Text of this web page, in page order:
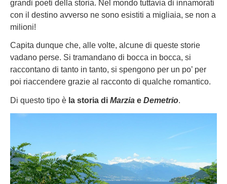
grandi poeti della storia. Nel mondo tuttavia di innamorati
con il destino avverso ne sono esistiti a migliaia, se non a
milioni!
Capita dunque che, alle volte, alcune di queste storie
vadano perse. Si tramandano di bocca in bocca, si
raccontano di tanto in tanto, si spengono per un po’ per
poi riaccendere grazie al racconto di qualche romantico.
Di questo tipo è la storia di Marzia e Demetrio.